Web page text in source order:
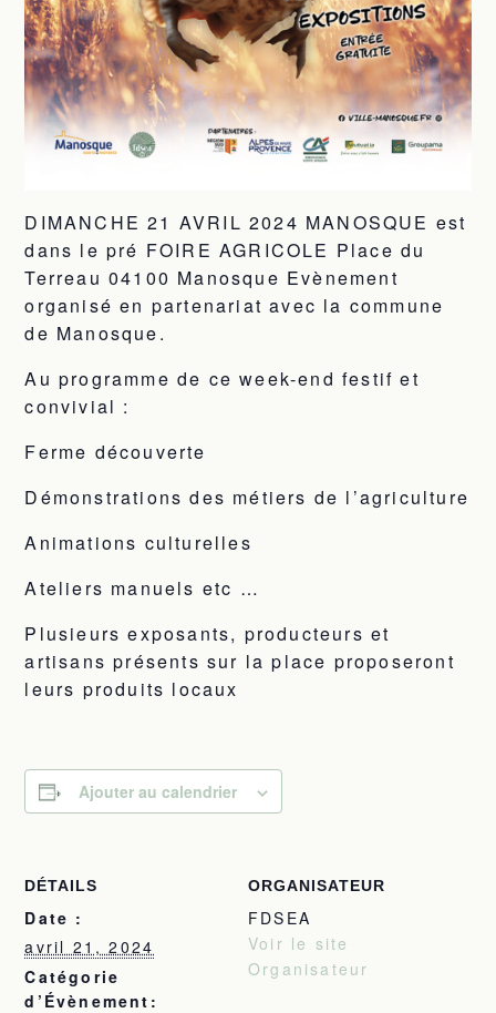
DIMANCHE 21 AVRIL 2024 MANOSQUE est
dans le pré FOIRE AGRICOLE Place du
Terreau 04100 Manosque Evènement
organisé en partenariat avec la commune
de Manosque.
Au programme de ce week-end festif et
convivial :
Ferme découverte
Démonstrations des métiers de l’agriculture
Animations culturelles
Ateliers manuels etc …
Plusieurs exposants, producteurs et
artisans présents sur la place proposeront
leurs produits locaux
Ajouter au calendrier
DÉTAILS
Date :
avril 21, 2024
Catégorie
d’Évènement:
ORGANISATEUR
FDSEA
Voir le site
Organisateur